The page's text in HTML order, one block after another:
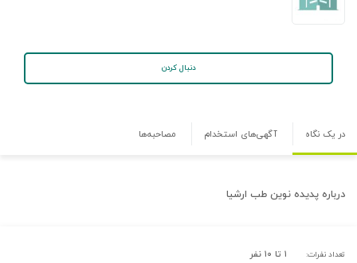
دنبال کردن
در یک نگاه آگهی‌های استخدام مصاحبه‌ها
درباره پدیده نوین طب ارشیا
تعداد نفرات: ۱ تا ۱۰ نفر